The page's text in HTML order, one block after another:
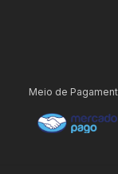
Meio de